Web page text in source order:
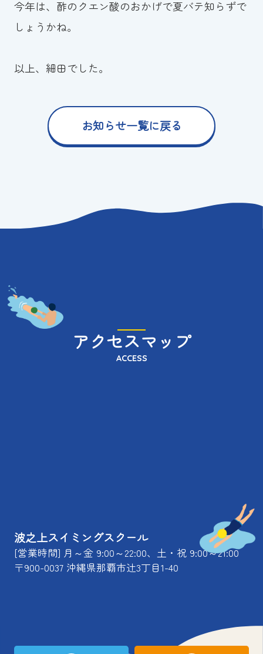
今年は、酢のクエン酸のおかげで夏バテ知らずで
しょうかね。
以上、細田でした。
お知らせ一覧に戻る
アクセスマップ
ACCESS
波之上スイミングスクール
[営業時間] 月～金 9:00～22:00、土・祝 9:00～21:00
〒900-0037 沖縄県那覇市辻3丁目1-40